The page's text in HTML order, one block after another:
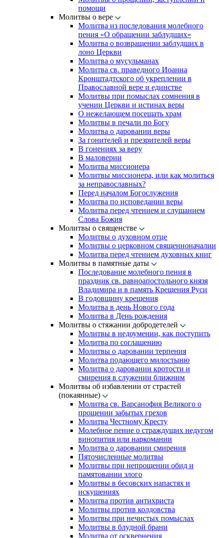
помощи
Молитвы о вере
Молитва из последования молебного
пения «О обращении заблудших»
Молитва о возвращении заблудших в
лоно Церкви
Молитва о мусульманах
Молитва св. праведного Иоанна
Кронштадтского об укреплении в
Православной вере и единстве
Молитвы при помыслах сомнения в
учении Церкви и истинах веры
О нежелающем посещать храм
Молитвы в печали по Богу
Молитва о даровании веры
За гонителей и презрителей веры
В гонениях за веру
В маловерии
Молитва миссионера
Молитвы миссионера, или как молиться
за неправославных?
Перед началом Богослужения
Молитва по исповедании веры
Молитва перед чтением и слушанием
Слова Божия
Молитвы о священстве
Молитвы о духовном отце
Молитвы о церковном священноначалии
Молитва перед чтением духовных книг
Молитвы в памятные даты
Последование молебного пения в
праздник св. равноапостольного князя
Владимира и в память Крещения Руси
В годовщину крещения
Молитва в день Нового года
Молитва в День рождения
Молитвы о стяжании добродетелей
Молитвы в недоумении, как поступить
Молитва по соглашению
Молитвы о даровании терпения
Молитва подающего милостыню
Молитва о даровании кротости и
смирения в служении ближним
Молитвы об избавлении от страстей
(покаянные)
Молитва св. Варсанофия Великого о
прощении забытых грехов
Молитва Честному Кресту
Молебное пение о страждущих недугом
винопития или наркомании
Молитва о даровании смирения
Пяточисленные молитвы
Молитвы при непрощении обид и
памятовании злого
Молитвы в бесовских напастях и
искушениях
Молитва против антихриста
Молитвы против колдовства
Молитвы при нечистых помыслах
Молитвы в блудной брани
Молитва от осквернения